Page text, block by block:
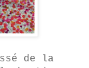
de la